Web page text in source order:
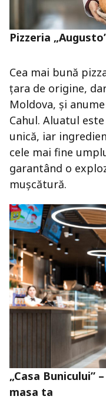
Pizzeria
Cea mai bună
țara de origine,
Moldova, și
Cahul. Aluatul
unică, iar
cele mai fine
garantând o
mușcătură.
„Casa Bunicului”
masa ta